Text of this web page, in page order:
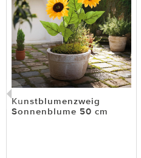
Kunstblumenzweig
Sonnenblume 50 cm